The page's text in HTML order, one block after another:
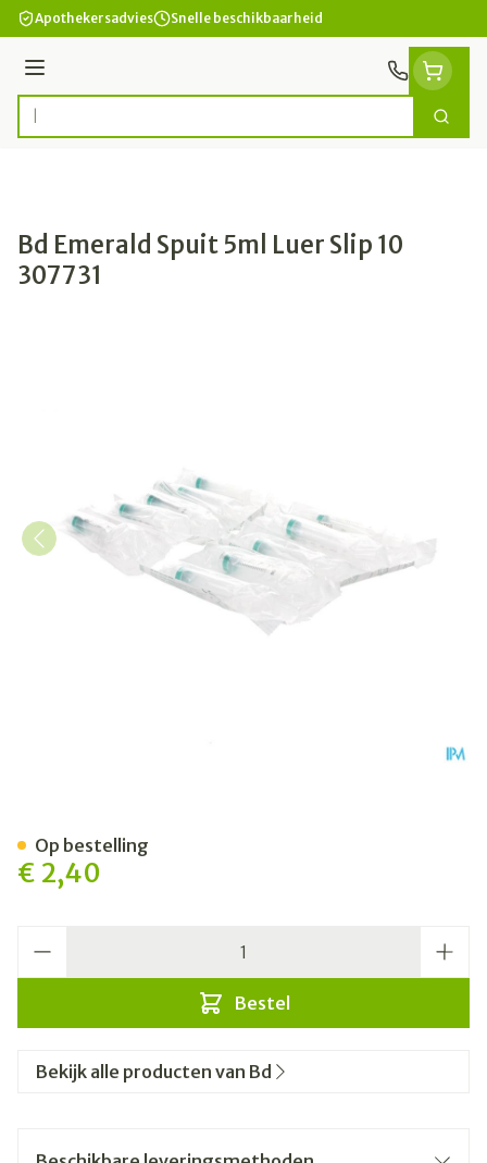
Ga naar de inhoud
Apothekersadvies Snelle beschikbaarheid
Menu
Product, merk, categorie... Zoek
Bd Emerald Spuit 5ml Luer Slip 10
307731
€ 2,40
Bestel
Op bestelling
Bekijk alle producten van Bd